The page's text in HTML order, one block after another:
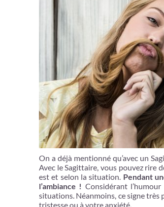
On a déjà mentionné qu’avec un
Avec le Sagittaire, vous pouvez rire
est et selon la situation. Pendant
l’ambiance ! Considérant
situations. Néanmoins, ce signe très
tristesse ou à votre anxiété.